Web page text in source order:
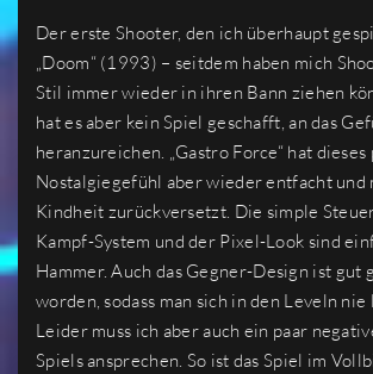
Der erste Shooter, den ich überhaupt
„Doom“ (1993) – seitdem haben mich
Stil immer wieder in ihren Bann ziehen
hat es aber kein Spiel geschafft, an das
heranzureichen. „Gastro Force“ hat dieses
Nostalgiegefühl aber wieder entfacht und
Kindheit zurückversetzt. Die simple
Kampf-System und der Pixel-Look sind
Hammer. Auch das Gegner-Design ist gut
worden, sodass man sich in den Leveln
Leider muss ich aber auch ein paar
Spiels ansprechen. So ist das Spiel im